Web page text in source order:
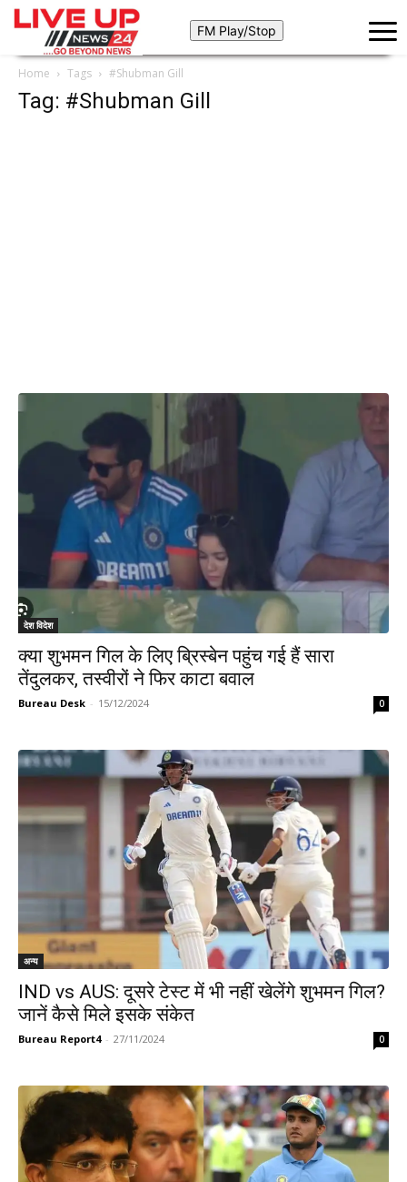
Home Tags #Shubman Gill
Tag: #Shubman Gill
देश विदेश
क्या शुभमन गिल के लिए ब्रिस्बेन पहुंच गई हैं सारा
तेंदुलकर, तस्वीरों ने फिर काटा बवाल
Bureau Desk - 15/12/2024 0
अन्य
IND vs AUS: दूसरे टेस्ट में भी नहीं खेलेंगे शुभमन गिल?
जानें कैसे मिले इसके संकेत
Bureau Report4 - 27/11/2024 0